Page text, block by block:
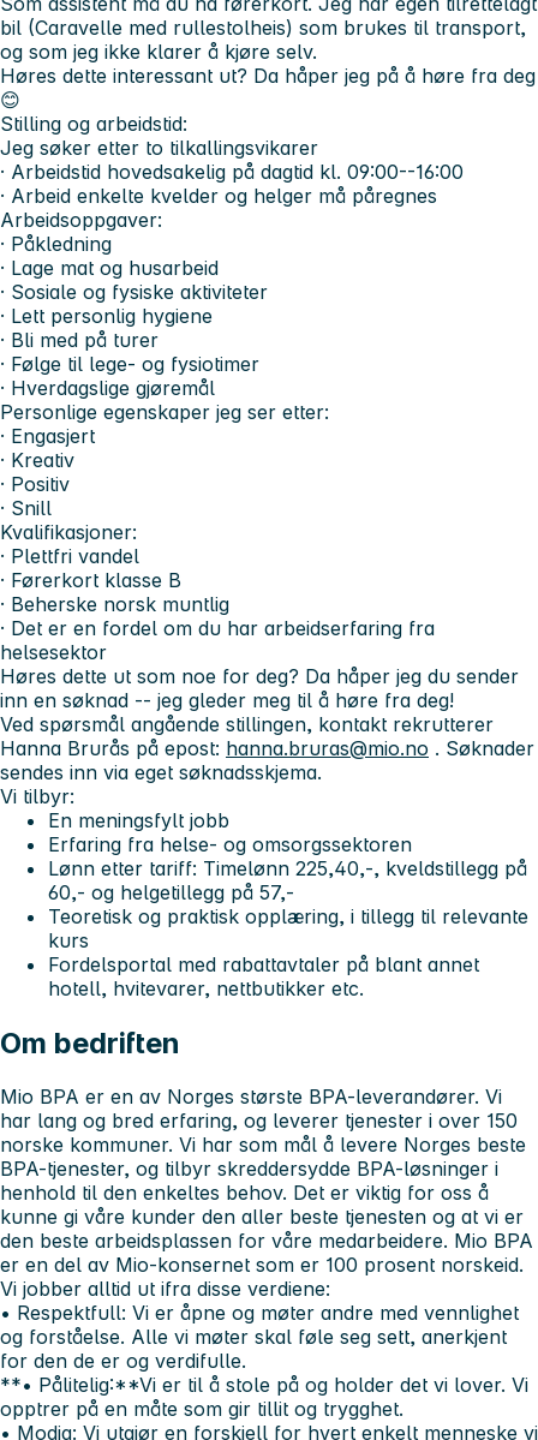
bil (Caravelle med rullestolheis) som brukes til transport,
og som jeg ikke klarer å kjøre selv.
Høres dette interessant ut? Da håper jeg på å høre fra deg
😊
Stilling og arbeidstid:
Jeg søker etter to tilkallingsvikarer
· Arbeidstid hovedsakelig på dagtid kl. 09:00--16:00
· Arbeid enkelte kvelder og helger må påregnes
Arbeidsoppgaver:
· Påkledning
· Lage mat og husarbeid
· Sosiale og fysiske aktiviteter
· Lett personlig hygiene
· Bli med på turer
· Følge til lege- og fysiotimer
· Hverdagslige gjøremål
Personlige egenskaper jeg ser etter:
· Engasjert
· Kreativ
· Positiv
· Snill
Kvalifikasjoner:
· Plettfri vandel
· Førerkort klasse B
· Beherske norsk muntlig
· Det er en fordel om du har arbeidserfaring fra
helsesektor
Høres dette ut som noe for deg? Da håper jeg du sender
inn en søknad -- jeg gleder meg til å høre fra deg!
Ved spørsmål angående stillingen, kontakt rekrutterer
Hanna Brurås på epost: hanna.bruras@mio.no . Søknader
sendes inn via eget søknadsskjema.
Vi tilbyr:
En meningsfylt jobb
Erfaring fra helse- og omsorgssektoren
Lønn etter tariff: Timelønn 225,40,-, kveldstillegg på
60,- og helgetillegg på 57,-
Teoretisk og praktisk opplæring, i tillegg til relevante
kurs
Fordelsportal med rabattavtaler på blant annet
hotell, hvitevarer, nettbutikker etc.
Om bedriften
Mio BPA er en av Norges største BPA-leverandører. Vi
har lang og bred erfaring, og leverer tjenester i over 150
norske kommuner. Vi har som mål å levere Norges beste
BPA-tjenester, og tilbyr skreddersydde BPA-løsninger i
henhold til den enkeltes behov. Det er viktig for oss å
kunne gi våre kunder den aller beste tjenesten og at vi er
den beste arbeidsplassen for våre medarbeidere. Mio BPA
er en del av Mio-konsernet som er 100 prosent norskeid.
Vi jobber alltid ut ifra disse verdiene:
• Respektfull: Vi er åpne og møter andre med vennlighet
og forståelse. Alle vi møter skal føle seg sett, anerkjent
for den de er og verdifulle.
**• Pålitelig:**Vi er til å stole på og holder det vi lover. Vi
opptrer på en måte som gir tillit og trygghet.
• Modig: Vi utgjør en forskjell for hvert enkelt menneske vi